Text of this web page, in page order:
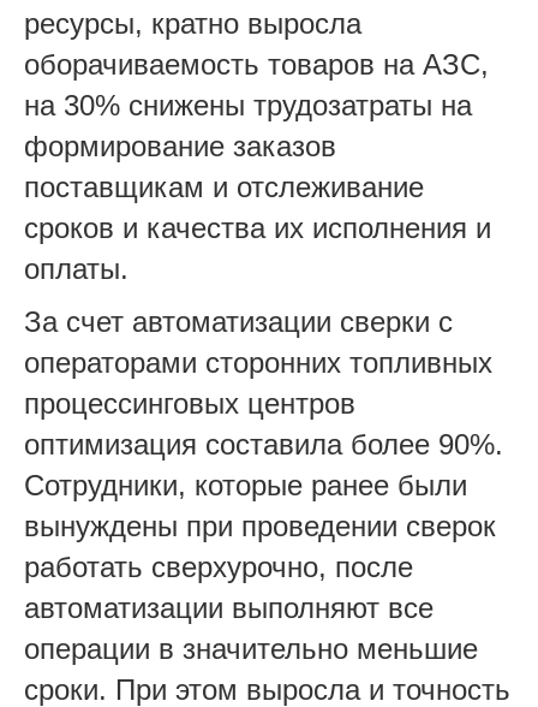
ресурсы, кратно выросла
оборачиваемость товаров на АЗС,
на 30% снижены трудозатраты на
формирование заказов
поставщикам и отслеживание
сроков и качества их исполнения и
оплаты.
За счет автоматизации сверки с
операторами сторонних топливных
процессинговых центров
оптимизация составила более 90%.
Сотрудники, которые ранее были
вынуждены при проведении сверок
работать сверхурочно, после
автоматизации выполняют все
операции в значительно меньшие
сроки. При этом выросла и точность